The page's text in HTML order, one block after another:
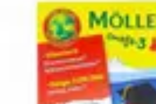
Guide d'achatAchat et SélectionAchat et
Recettes
Poissons Frais